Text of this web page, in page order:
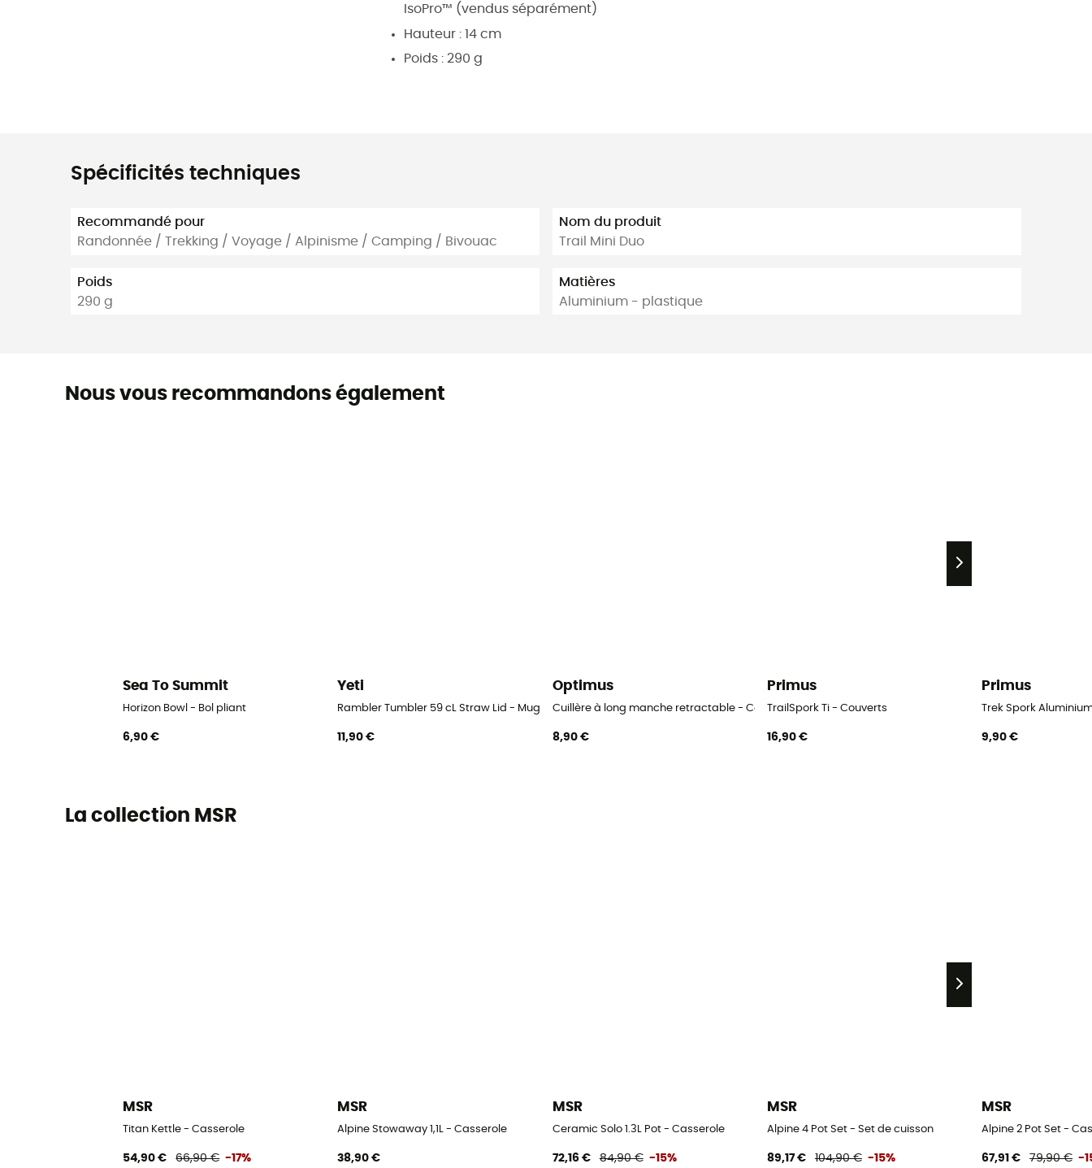
IsoPro™ (vendus séparément)
Hauteur : 14 cm
Poids : 290 g
Spécificités techniques
Recommandé pour
Randonnée / Trekking / Voyage / Alpinisme / Camping / Bivouac
Poids
290 g
Nom du produit
Trail Mini Duo
Matières
Aluminium - plastique
Nous vous recommandons également
Sea To Summit
Horizon Bowl - Bol pliant
6,90 €
Yeti
Rambler Tumbler 59 cL Straw Lid - Mug
11,90 €
Optimus
Cuillère à long manche retractable - Couverts
8,90 €
Primus
TrailSpork Ti - Couverts
16,90 €
Primus
Trek Spork
9,90 €
La collection MSR
MSR
Titan Kettle - Casserole
54,90 € 66,90 € -17%
MSR
Alpine Stowaway 1,1L - Casserole
38,90 €
MSR
Ceramic Solo 1.3L Pot - Casserole
72,16 € 84,90 € -15%
MSR
Alpine 4 Pot Set - Set de cuisson
89,17 € 104,90 € -15%
MSR
Alpine 2 Pot Set -
67,91 € 79,90 € -